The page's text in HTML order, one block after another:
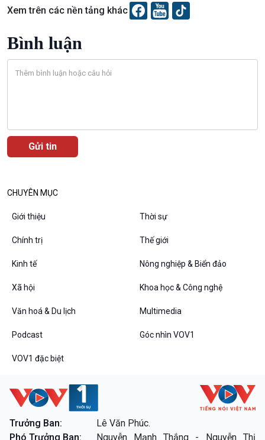
Xem trên các nền tảng khác
Bình luận
CHUYÊN MỤC
Giới thiệu Thời sự
Chính trị Thế giới
Kinh tế Nông nghiệp & Biển đảo
Xã hội Khoa học & Công nghệ
Văn hoá & Du lịch Multimedia
Podcast Góc nhìn VOV1
VOV1 đặc biệt
Trưởng Ban:
Lê Văn Phúc.
Phó Trưởng Ban:
Nguyễn Mạnh Thắng - Nguyễn Thị